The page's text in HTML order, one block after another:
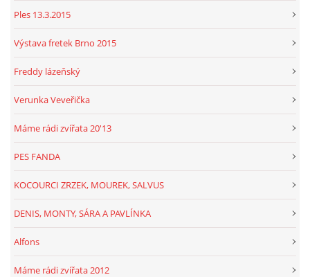
Ples 13.3.2015
Výstava fretek Brno 2015
Freddy lázeňský
Verunka Veveřička
Máme rádi zvířata 20'13
PES FANDA
KOCOURCI ZRZEK, MOUREK, SALVUS
DENIS, MONTY, SÁRA A PAVLÍNKA
Alfons
Máme rádi zvířata 2012